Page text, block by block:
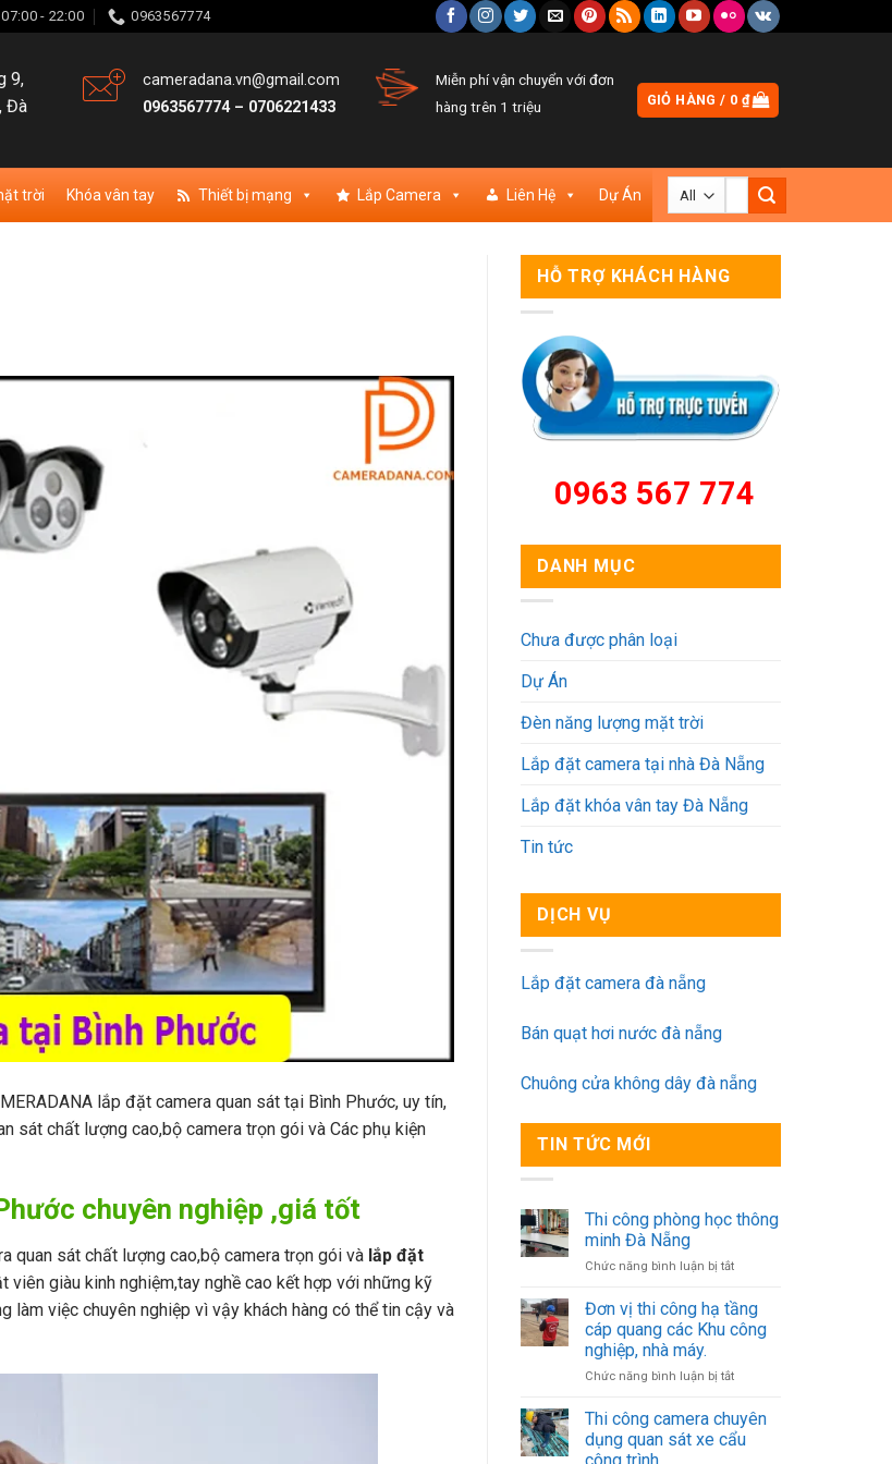
07:00 - 22:00 0963567774
9,
Đà
cameradana.vn@gmail.com
0963567774– 0706221433
Miễn phí vận chuyển với đơn
hàng trên 1 triệu
GIỎ HÀNG / 0 ₫
trời Khóa vân tay Thiết bị mạng Lắp Camera Liên Hệ Dự Án
lắp đặt camera quan sát tại Bình Phước, uy tín,
sát chất lượng cao,bộ camera trọn gói và Các phụ kiện
chuyên nghiệp ,giá tốt
quan sát chất lượng cao,bộ camera trọn gói và lắp đặt
viên giàu kinh nghiệm,tay nghề cao kết hợp với những kỹ
làm việc chuyên nghiệp vì vậy khách hàng có thể tin cậy và
HỖ TRỢ KHÁCH HÀNG
0963 567 774
DANH MỤC
Chưa được phân loại
Dự Án
Đèn năng lượng mặt trời
Lắp đặt camera tại nhà Đà Nẵng
Lắp đặt khóa vân tay Đà Nẵng
Tin tức
DỊCH VỤ
Lắp đặt camera đà nẵng
Bán quạt hơi nước đà nẵng
Chuông cửa không dây đà nẵng
TIN TỨC MỚI
Thi công phòng học thông
minh Đà Nẵng
Chức năng bình luận bị tắtở
công
phòng
học
minh
Nẵng
Đơn vị thi công hạ tầng
cáp quang các Khu công
nghiệp, nhà máy.
Chức năng bình luận bị tắtở
vị
thi
công
Thi công camera chuyên
dụng quan sát xe cẩu